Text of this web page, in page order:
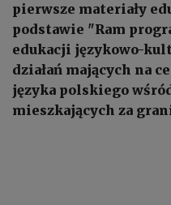
pierwsze materiały
podstawie "Ram
edukacji językowo-
działań mających na
języka polskiego
mieszkających za